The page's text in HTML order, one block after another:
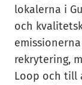
lokalerna i
och
rekrytering,
Loop och till